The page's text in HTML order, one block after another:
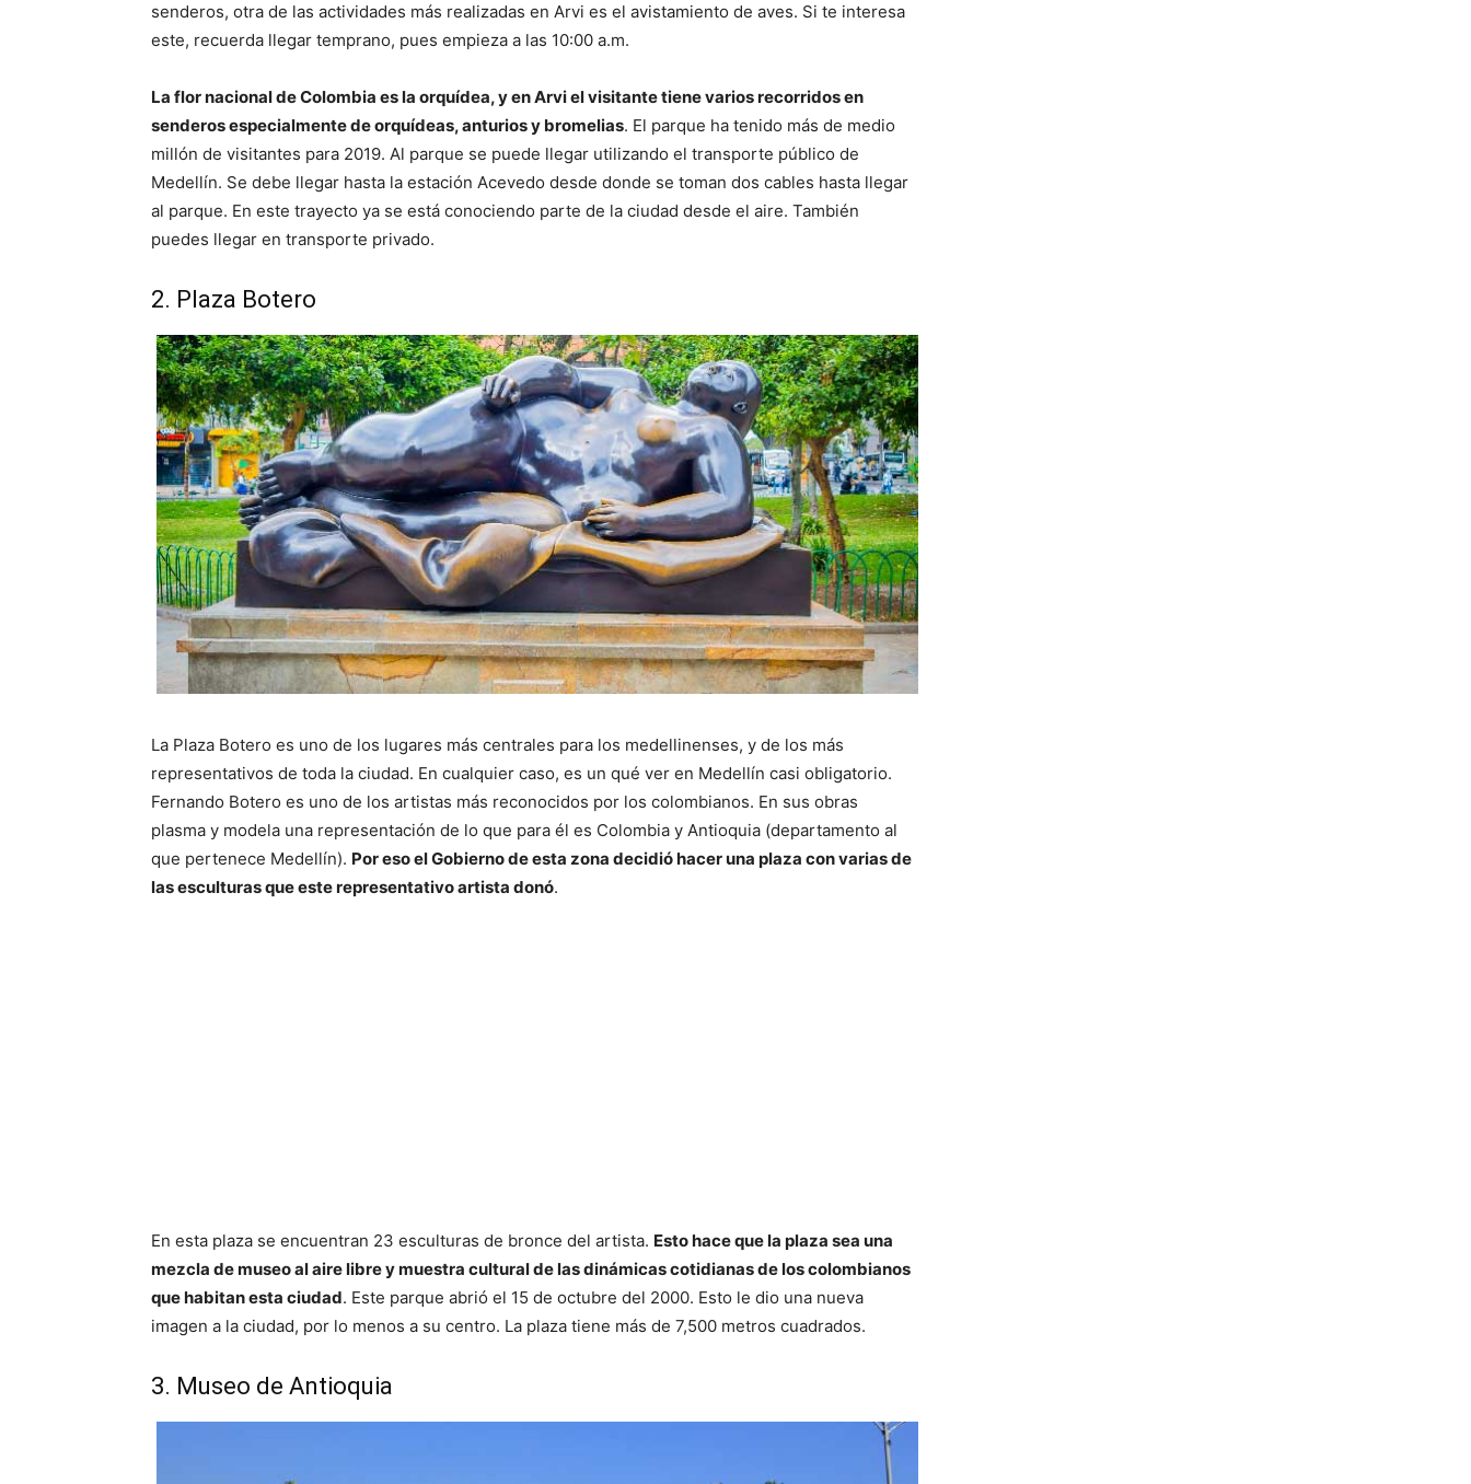
senderos, otra de las actividades más realizadas en Arvi es el avistamiento de aves. Si te interesa
este, recuerda llegar temprano, pues empieza a las 10:00 a.m.
La flor nacional de Colombia es la orquídea, y en Arvi el visitante tiene varios recorridos en
senderos especialmente de orquídeas, anturios y bromelias. El parque ha tenido más de medio
millón de visitantes para 2019. Al parque se puede llegar utilizando el transporte público de
Medellín. Se debe llegar hasta la estación Acevedo desde donde se toman dos cables hasta llegar
al parque. En este trayecto ya se está conociendo parte de la ciudad desde el aire. También
puedes llegar en transporte privado.
2. Plaza Botero
La Plaza Botero es uno de los lugares más centrales para los medellinenses, y de los más
representativos de toda la ciudad. En cualquier caso, es un qué ver en Medellín casi obligatorio.
Fernando Botero es uno de los artistas más reconocidos por los colombianos. En sus obras
plasma y modela una representación de lo que para él es Colombia y Antioquia (departamento al
que pertenece Medellín). Por eso el Gobierno de esta zona decidió hacer una plaza con varias de
las esculturas que este representativo artista donó.
En esta plaza se encuentran 23 esculturas de bronce del artista. Esto hace que la plaza sea una
mezcla de museo al aire libre y muestra cultural de las dinámicas cotidianas de los colombianos
que habitan esta ciudad. Este parque abrió el 15 de octubre del 2000. Esto le dio una nueva
imagen a la ciudad, por lo menos a su centro. La plaza tiene más de 7,500 metros cuadrados.
3. Museo de Antioquia